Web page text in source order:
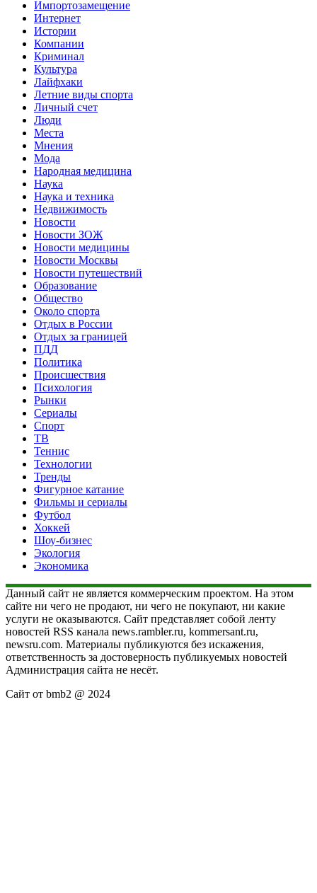
Импортозамещение
Интернет
Истории
Компании
Криминал
Культура
Лайфхаки
Летние виды спорта
Личный счет
Люди
Места
Мнения
Мода
Народная медицина
Наука
Наука и техника
Недвижимость
Новости
Новости ЗОЖ
Новости медицины
Новости Москвы
Новости путешествий
Образование
Общество
Около спорта
Отдых в России
Отдых за границей
ПДД
Политика
Происшествия
Психология
Рынки
Сериалы
Спорт
ТВ
Теннис
Технологии
Тренды
Фигурное катание
Фильмы и сериалы
Футбол
Хоккей
Шоу-бизнес
Экология
Экономика
Данный сайт не является коммерческим проектом. На этом
сайте ни чего не продают, ни чего не покупают, ни какие
услуги не оказываются. Сайт представляет собой ленту
новостей RSS канала news.rambler.ru, kommersant.ru,
newsru.com. Материалы публикуются без искажения,
ответственность за достоверность публикуемых новостей
Администрация сайта не несёт.
Сайт от bmb2 @ 2024